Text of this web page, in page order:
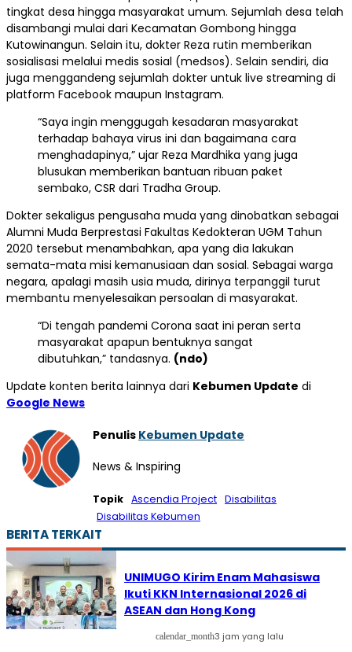
tingkat desa hingga masyarakat umum. Sejumlah desa telah
disambangi mulai dari Kecamatan Gombong hingga
Kutowinangun. Selain itu, dokter Reza rutin memberikan
sosialisasi melalui medis sosial (medsos). Selain sendiri, dia
juga menggandeng sejumlah dokter untuk live streaming di
platform Facebook maupun Instagram.
“Saya ingin menggugah kesadaran masyarakat
terhadap bahaya virus ini dan bagaimana cara
menghadapinya,” ujar Reza Mardhika yang juga
blusukan memberikan bantuan ribuan paket
sembako, CSR dari Tradha Group.
Dokter sekaligus pengusaha muda yang dinobatkan sebagai
Alumni Muda Berprestasi Fakultas Kedokteran UGM Tahun
2020 tersebut menambahkan, apa yang dia lakukan
semata-mata misi kemanusiaan dan sosial. Sebagai warga
negara, apalagi masih usia muda, dirinya terpanggil turut
membantu menyelesaikan persoalan di masyarakat.
“Di tengah pandemi Corona saat ini peran serta
masyarakat apapun bentuknya sangat
dibutuhkan,” tandasnya. (ndo)
Update konten berita lainnya dari Kebumen Update di
Google News
Penulis Kebumen Update
News & Inspiring
Topik Ascendia Project Disabilitas
Disabilitas Kebumen
BERITA TERKAIT
UNIMUGO Kirim Enam Mahasiswa
Ikuti KKN Internasional 2026 di
ASEAN dan Hong Kong
calendar_month3 jam yang lalu